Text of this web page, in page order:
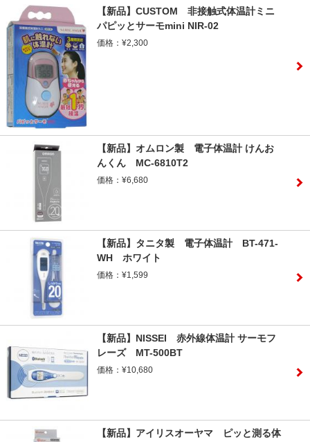
【新品】CUSTOM 非接触式体温計ミニ
パピッとサーモmini NIR-02
価格：¥2,300
【新品】オムロン製 電子体温計 けんお
んくん MC-6810T2
価格：¥6,680
【新品】タニタ製 電子体温計 BT-471-
WH ホワイト
価格：¥1,599
【新品】NISSEI 赤外線体温計 サーモフ
レーズ MT-500BT
価格：¥10,680
【新品】アイリスオーヤマ ピッと測る体